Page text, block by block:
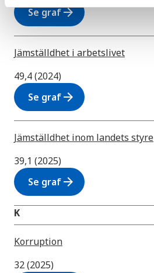
Se grafarrow_forward
Jämställdhet i arbetslivet
49,4 (2024)
Se grafarrow_forward
Jämställdhet inom landets styre
39,1 (2025)
Se grafarrow_forward
K
Korruption
32 (2025)